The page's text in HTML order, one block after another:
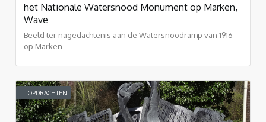
het Nationale Watersnood Monument op Marken,
Wave
Beeld ter nagedachtenis aan de Watersnoodramp van 1916
op Marken
OPDRACHTEN